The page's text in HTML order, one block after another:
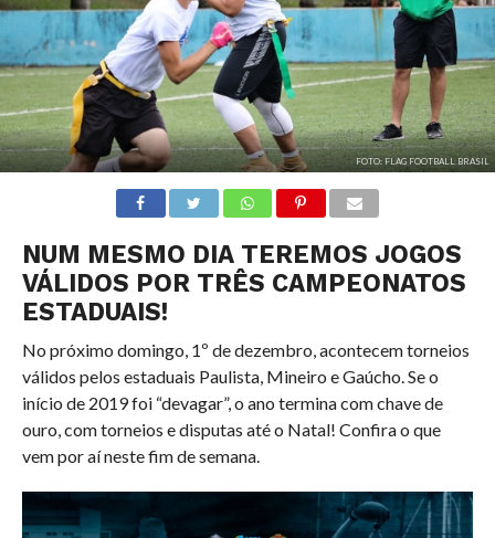
FOTO: FLAG FOOTBALL BRASIL
NUM MESMO DIA TEREMOS JOGOS
VÁLIDOS POR TRÊS CAMPEONATOS
ESTADUAIS!
No próximo domingo, 1º de dezembro, acontecem torneios
válidos pelos estaduais Paulista, Mineiro e Gaúcho. Se o
início de 2019 foi “devagar”, o ano termina com chave de
ouro, com torneios e disputas até o Natal! Confira o que
vem por aí neste fim de semana.